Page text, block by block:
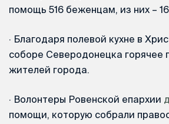
помощь 516 беженцам, из них –
· Благодаря полевой кухне в
соборе Северодонецка
жителей города.
· Волонтеры Ровенской епархии
помощи, которую собрали